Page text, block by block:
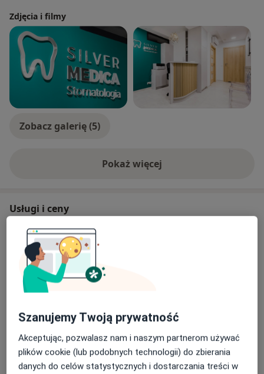
Zdjęcia i filmy
Zobacz galerię (5)
Pokaż więcejo doświadczeniu
Usługi i ceny
Konsultacja stomatologiczna
Od 200 zł Szczegóły
Ekstrakcja zęba mlecznego
Wypełnienie kompozytowe
Od 300 zł Szczegóły Umów wizytę
Szanujemy Twoją prywatność
Akceptując, pozwalasz nam i naszym partnerom używać
plików cookie (lub podobnych technologii) do zbierania
danych do celów statystycznych i dostarczania treści w